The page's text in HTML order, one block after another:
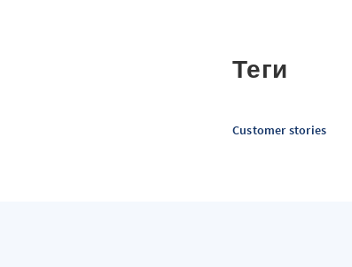
Теги
Customer stories